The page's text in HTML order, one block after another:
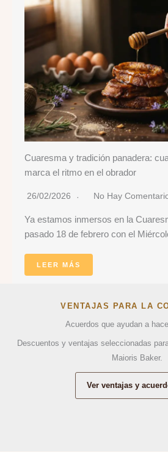
Cuaresma y tradición panadera:
marca el ritmo en el obrador
26/02/2026 No Hay
Ya estamos inmersos en la
pasado 18 de febrero con el
LEER MÁS
VENTAJAS PARA LA
Acuerdos que ayudan a
Descuentos y ventajas seleccionadas
Maioris Baker.
Ver ventajas y